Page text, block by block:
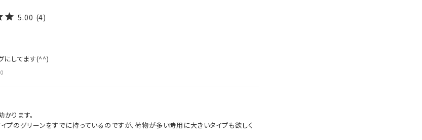
5.00 4
にしてます(^^)
ります。
プのグリーンをすでに持っているのですが、荷物が多い時用に大きいタイプも欲しく